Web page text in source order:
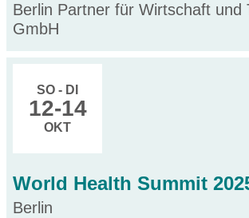
Berlin Partner für Wirtschaft und
GmbH
SO - DI
12-14
OKT
World Health Summit
Berlin